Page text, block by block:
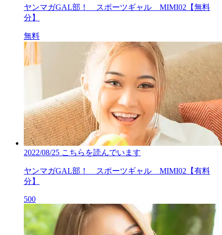
ヤンマガGAL部！ スポーツギャル MIMI02【無料
分】
無料
2022/08/25 こちらを読んでいます
ヤンマガGAL部！ スポーツギャル MIMI02【有料
分】
500